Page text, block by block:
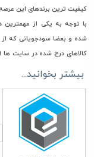
کیفیت ترین برندهای این
با توجه به یکی از مهمترین
شده و بعضا سودجویانی که از
کالاهای درج شده در سایت ها
جهت خرید و استفاده در
هرگونه کالای غیر اصل به انبار
همچنین در راستای قیمت
و رقابتی می باشد. چرا که برای
که این امر جز با همراهی و
بیشتر بخوانید...